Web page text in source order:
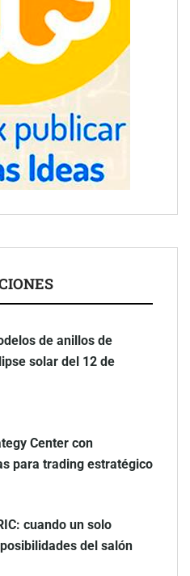
de anillos de
solar del 12 de
Center con
para trading estratégico
cuando un solo
del salón